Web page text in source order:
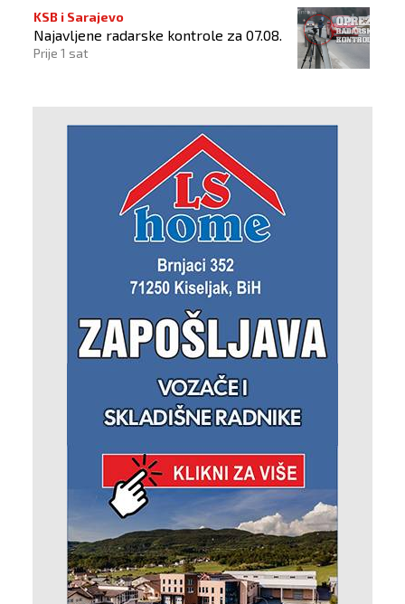
KSB i Sarajevo
Najavljene radarske kontrole za 07.08.
Prije 1 sat